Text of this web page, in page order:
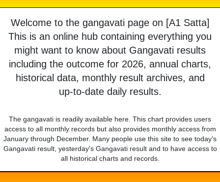
Welcome to the gangavati page on [A1 Satta]
This is an online hub containing everything you
might want to know about Gangavati results
including the outcome for 2026, annual charts,
historical data, monthly result archives, and
up-to-date daily results.
The gangavati is readily available here. This chart provides users
access to all monthly records but also provides monthly access from
January through December. Many people use this site to see today's
Gangavati result, yesterday's Gangavati result and to have access to
all historical charts and records.